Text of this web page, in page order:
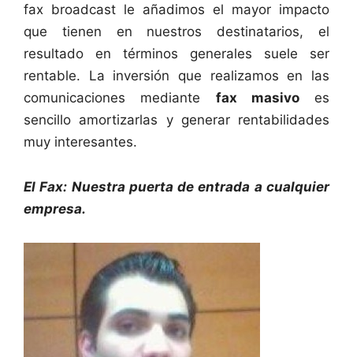
fax broadcast le añadimos el mayor impacto
que tienen en nuestros destinatarios, el
resultado en términos generales suele ser
rentable. La inversión que realizamos en las
comunicaciones mediante fax masivoes
sencillo amortizarlas y generar rentabilidades
muy interesantes.
El Fax: Nuestra puerta de entrada a cualquier
empresa.